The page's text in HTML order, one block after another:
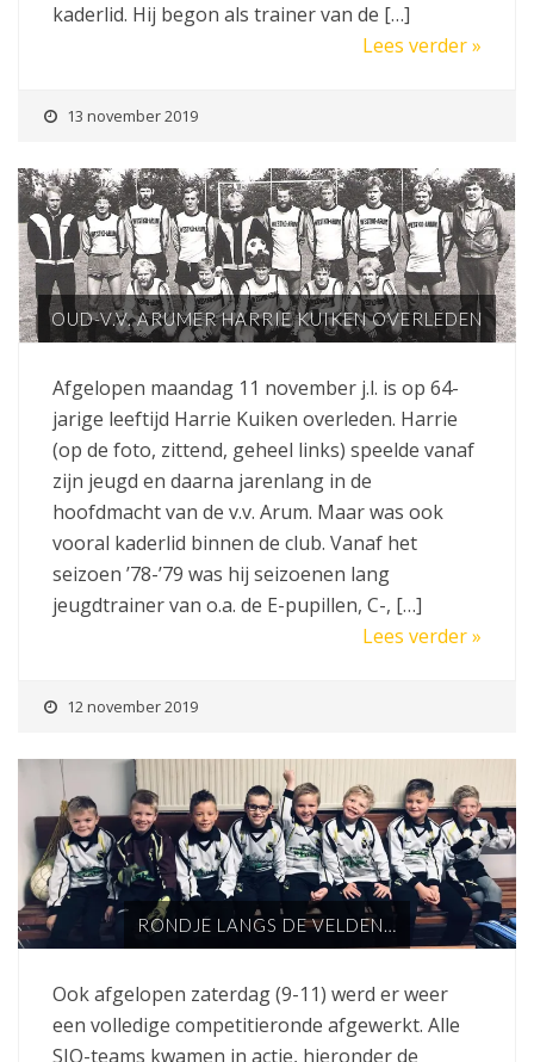
kaderlid. Hij begon als trainer van de […]
Lees verder »
13 november 2019
OUD-V.V. ARUMER HARRIE KUIKEN OVERLEDEN
Afgelopen maandag 11 november j.l. is op 64-
jarige leeftijd Harrie Kuiken overleden. Harrie
(op de foto, zittend, geheel links) speelde vanaf
zijn jeugd en daarna jarenlang in de
hoofdmacht van de v.v. Arum. Maar was ook
vooral kaderlid binnen de club. Vanaf het
seizoen ’78-’79 was hij seizoenen lang
jeugdtrainer van o.a. de E-pupillen, C-, […]
Lees verder »
12 november 2019
RONDJE LANGS DE VELDEN…
Ook afgelopen zaterdag (9-11) werd er weer
een volledige competitieronde afgewerkt. Alle
SJO-teams kwamen in actie, hieronder de